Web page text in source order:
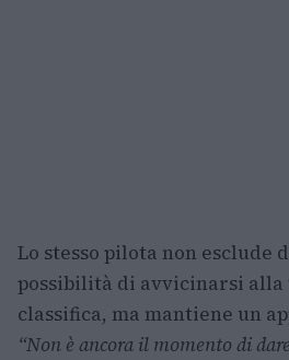
Lo stesso pilota non esclude
possibilità di avvicinarsi alla
classifica, ma mantiene un
“Non è ancora il momento di